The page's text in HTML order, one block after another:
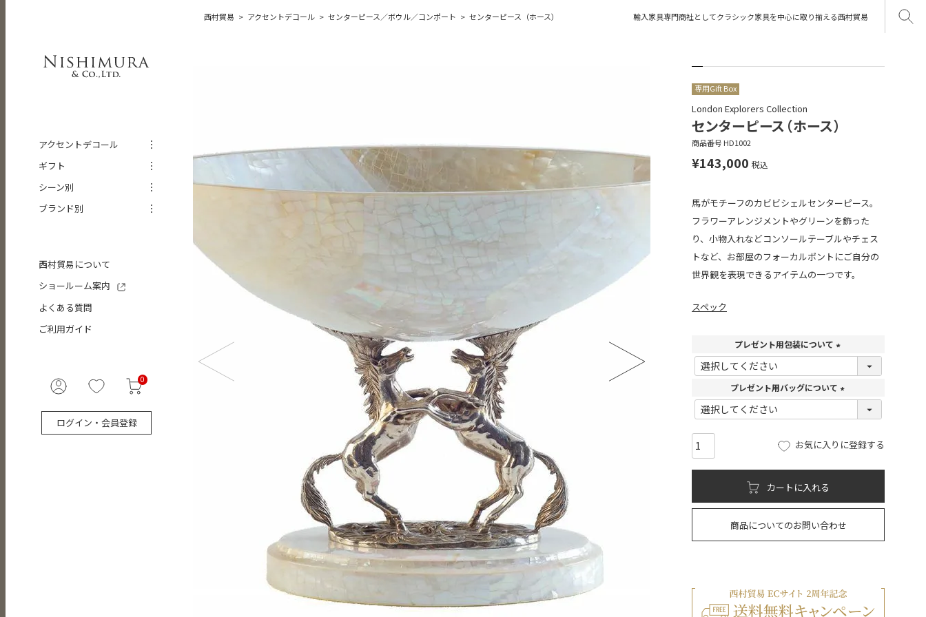
輸入家具専門商社としてクラシック家具を中心に取り揃える西村貿易
アクセントデコール
ギフト
シーン別
ブランド別
西村貿易について
ショールーム案内
よくある質問
ご利用ガイド
0
ログイン・会員登録
西村貿易 アクセントデコール センターピース／ボウル／コンポート センターピース（ホース）
専用Gift Box
London Explorers Collection
センターピース（ホース）
商品番号 HD1002
¥143,000 税込
馬がモチーフのカビビシェルセンターピース。
フラワーアレンジメントやグリーンを飾った
り、小物入れなどコンソールテーブルやチェス
トなど、お部屋のフォーカルポントにご自分の
世界観を表現できるアイテムの一つです。
スペック
プレゼント用包装について
(
須
)
プレゼント用バッグについて
(
)
お気に入りに登録する
カートに入れる
商品についてのお問い合わせ